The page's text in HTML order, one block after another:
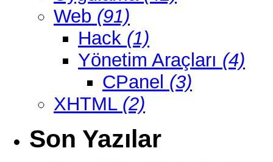
Web (91)
Hack (1)
Yönetim Araçları (4)
CPanel (3)
XHTML (2)
Son Yazılar